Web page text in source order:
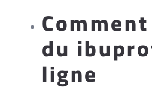
du
ligne